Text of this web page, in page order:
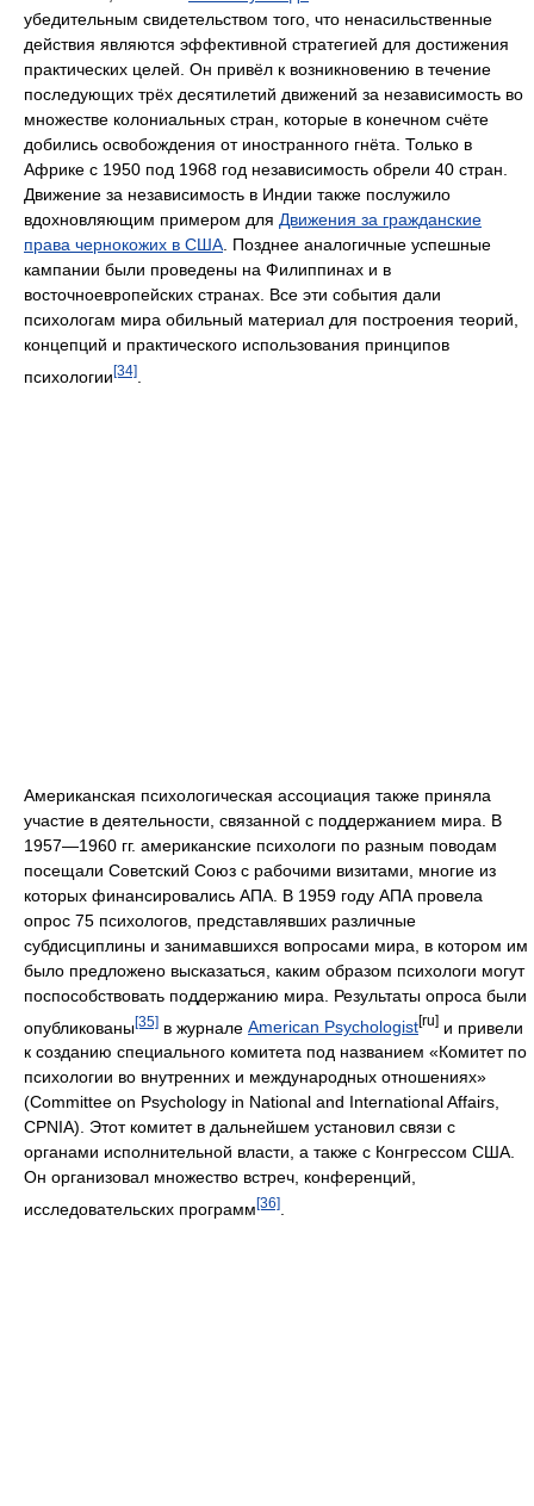
убедительным свидетельством того, что ненасильственные
действия являются эффективной стратегией для достижения
практических целей. Он привёл к возникновению в течение
последующих трёх десятилетий движений за независимость во
множестве колониальных стран, которые в конечном счёте
добились освобождения от иностранного гнёта. Только в
Африке с 1950 под 1968 год независимость обрели 40 стран.
Движение за независимость в Индии также послужило
вдохновляющим примером для Движения за гражданские
права чернокожих в США . Позднее аналогичные успешные
кампании были проведены на Филиппинах и в
восточноевропейских странах. Все эти события дали
психологам мира обильный материал для построения теорий,
концепций и практического использования принципов
психологии [34]
Американская психологическая ассоциация также приняла
участие в деятельности, связанной с поддержанием мира. В
1957—1960 гг. американские психологи по разным поводам
посещали Советский Союз с рабочими визитами, многие из
которых финансировались АПА. В 1959 году АПА провела
опрос 75 психологов, представлявших различные
субдисциплины и занимавшихся вопросами мира, в котором им
было предложено высказаться, каким образом психологи могут
поспособствовать поддержанию мира. Результаты опроса были
опубликованы[35] в журнале American Psychologist[ru] и привели
к созданию специального комитета под названием «Комитет по
психологии во внутренних и международных отношениях»
(Committee on Psychology in National and International Affairs,
CPNIA). Этот комитет в дальнейшем установил связи с
органами исполнительной власти, а также с Конгрессом США.
Он организовал множество встреч, конференций,
исследовательских программ [36]